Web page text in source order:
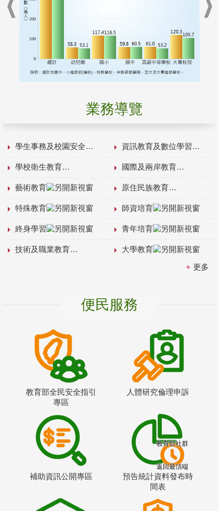
業務導覽
學生事務及校園安全 資訊教育及數位學習
學校衛生教育 國際及兩岸教育
藝術教育 原住民族教育
特殊教育 師資培育
終身學習 青年培育
技術及職業教育 大學教育
更多
便民服務
教育部全民安全指引
專區
人體研究倫理申訴
補助資訊公開專區
預告統計資料發布時
間表
教育部社群
返回最頂端